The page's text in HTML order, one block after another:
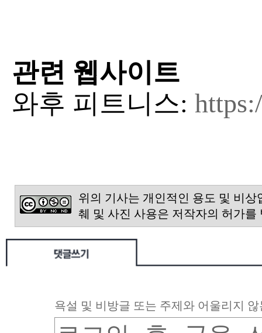
관련 웹사이트
와후 피트니스:
위의 기사는 개인적인 용도 및 비
췌 및 사진 사용은 저작자의 허가를